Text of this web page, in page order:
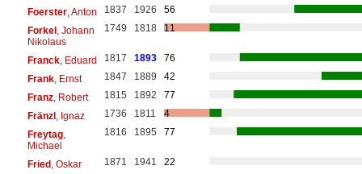
Foerster, Anton 1837 1926
56
Forkel, Johann
Nikolaus
1749 1818 11
Franck, Eduard 1817 1893
76
Frank, Ernst 1847 1889
42
Franz, Robert 1815 1892
77
Fränzl, Ignaz 1736 1811
4
Freytag,
Michael
1816 1895 77
Fried, Oskar 1871 1941 22